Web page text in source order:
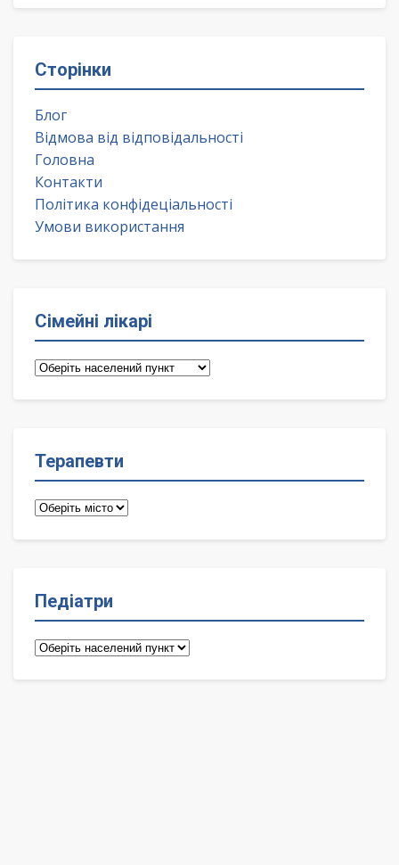
Сторінки
Блог
Відмова від відповідальності
Головна
Контакти
Політика конфідеціальності
Умови використання
Сімейні лікарі
Сімейні
Терапевти
Терапевти
Педіатри
Педіатри